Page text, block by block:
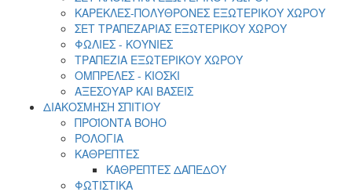
ΚΑΡΕΚΛΕΣ-ΠΟΛΥΘΡΟΝΕΣ ΕΞΩΤΕΡΙΚΟΥ ΧΩΡΟΥ
ΣΕΤ ΤΡΑΠΕΖΑΡΙΑΣ ΕΞΩΤΕΡΙΚΟΥ ΧΩΡΟΥ
ΦΩΛΙΕΣ - ΚΟΥΝΙΕΣ
ΤΡΑΠΕΖΙΑ ΕΞΩΤΕΡΙΚΟΥ ΧΩΡΟΥ
ΟΜΠΡΕΛΕΣ - ΚΙΟΣΚΙ
ΑΞΕΣΟΥΑΡ ΚΑΙ ΒΑΣΕΙΣ
ΔΙΑΚΟΣΜΗΣΗ ΣΠΙΤΙΟΥ
ΠΡΟΪΟΝΤΑ BOHO
ΡΟΛΟΓΙΑ
ΚΑΘΡΕΠΤΕΣ
ΚΑΘΡΕΠΤΕΣ ΔΑΠΕΔΟΥ
ΦΩΤΙΣΤΙΚΑ